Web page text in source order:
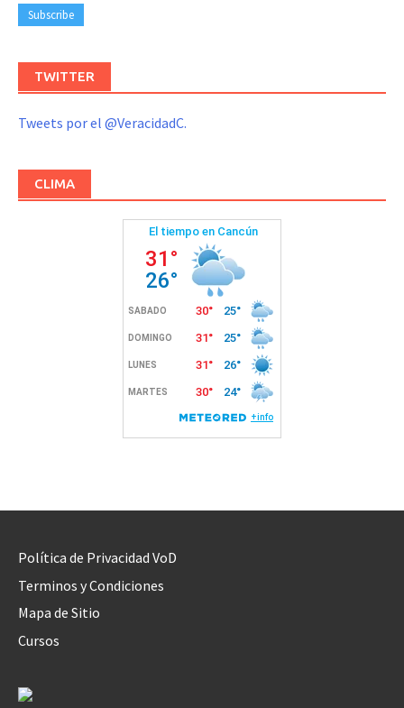
TWITTER
Tweets por el @VeracidadC.
CLIMA
Política de Privacidad VoD
Terminos y Condiciones
Mapa de Sitio
Cursos